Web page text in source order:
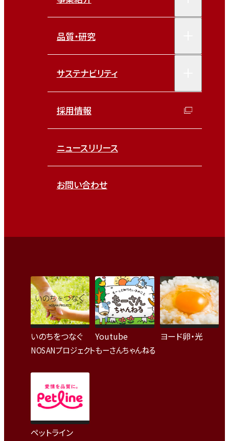
品質・研究
サステナビリティ
採用情報
ニュースリリース
お問い合わせ
いのちをつなぐ
NOSANプロジェクト
Youtube
もーさんちゃんねる
ヨード卵・光
ペットライン